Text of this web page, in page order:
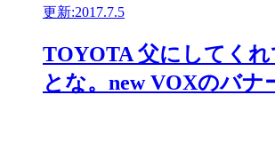
更新:2017.7.5
TOYOTA 父にしてく
とな。new VOXのバナ